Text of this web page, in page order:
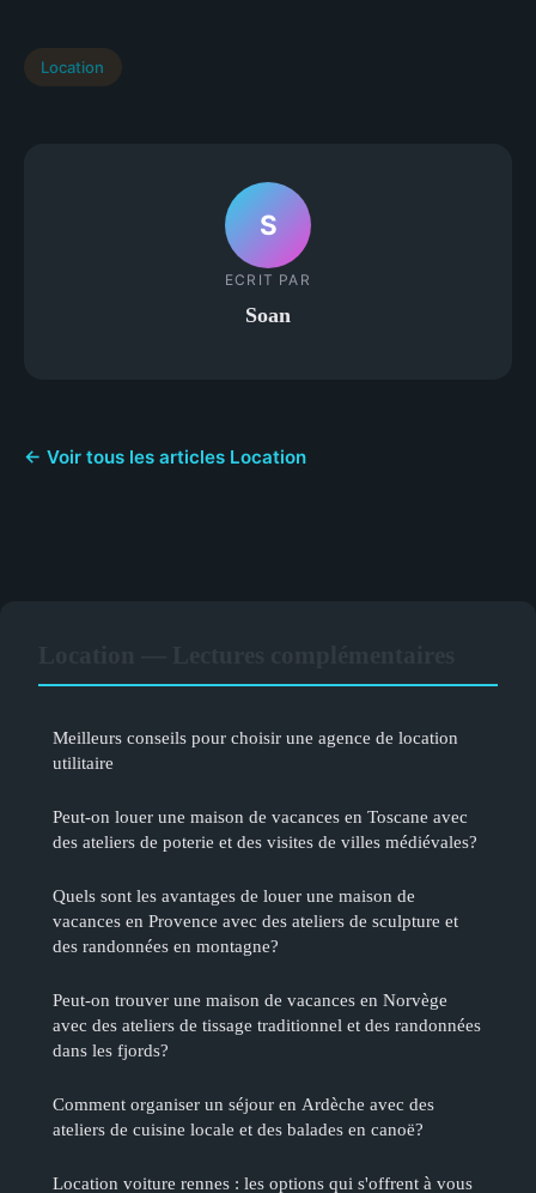
Location
S
ECRIT PAR
Soan
← Voir tous les articles Location
Meilleurs conseils pour choisir une agence de location
utilitaire
Peut-on louer une maison de vacances en Toscane avec
des ateliers de poterie et des visites de villes médiévales?
Quels sont les avantages de louer une maison de
vacances en Provence avec des ateliers de sculpture et
des randonnées en montagne?
Peut-on trouver une maison de vacances en Norvège
avec des ateliers de tissage traditionnel et des randonnées
dans les fjords?
Comment organiser un séjour en Ardèche avec des
ateliers de cuisine locale et des balades en canoë?
Location voiture rennes : les options qui s'offrent à vous